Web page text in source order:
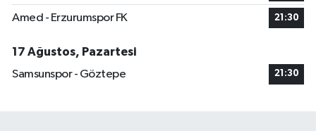
Amed - Erzurumspor FK 21:30
17 Ağustos, Pazartesi
Samsunspor - Göztepe
21:30